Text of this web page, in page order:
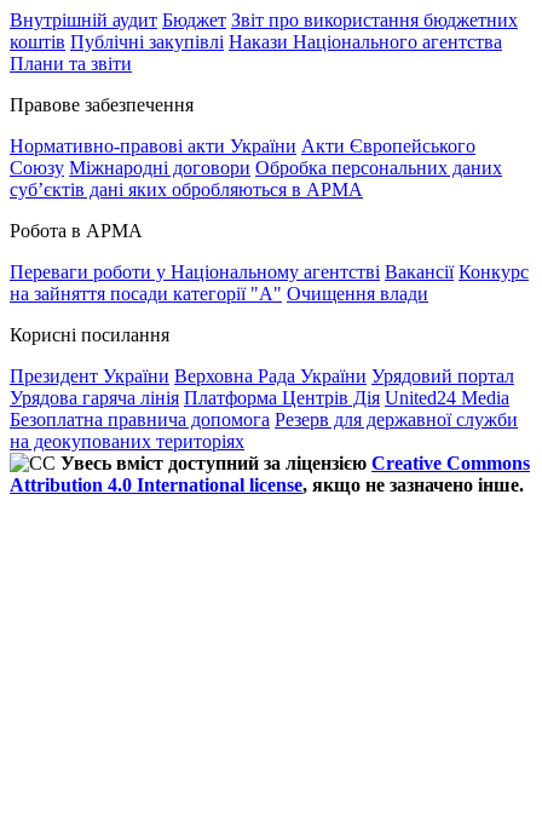
Внутрішній аудит Бюджет Звіт про використання бюджетних
коштів Публічні закупівлі Накази Національного агентства
Плани та звіти
Правове забезпечення
Нормативно-правові акти України Акти Європейського
Союзу Міжнародні договори Обробка персональних даних
субʼєктів дані яких обробляються в АРМА
Робота в АРМА
Переваги роботи у Національному агентстві Вакансії Конкурс
на зайняття посади категорії "А" Очищення влади
Корисні посилання
Президент України Верховна Рада України Урядовий портал
Урядова гаряча лінія Платформа Центрів Дія United24 Media
Безоплатна правнича допомога Резерв для державної служби
на деокупованих територіях
Увесь вміст доступний за ліцензією Creative Commons
Attribution 4.0 International license, якщо не зазначено інше.